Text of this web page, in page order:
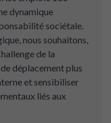
dynamique
sociétale.
nous souhaitons,
de la
déplacement plus
et sensibiliser
liés aux